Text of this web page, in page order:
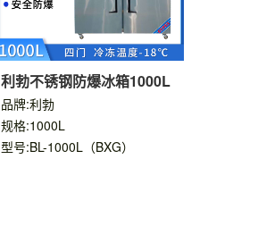
利勃不锈钢防爆冰箱1000L
品牌:利勃
规格:1000L
型号:BL-1000L（BXG）